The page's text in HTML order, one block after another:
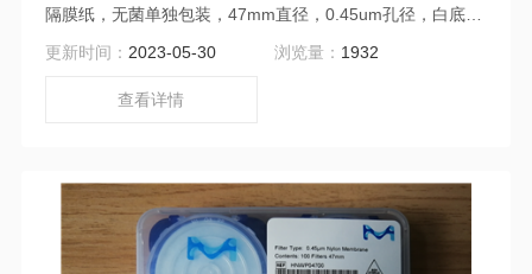
隔膜纸，无菌单独包装，47mm直径，0.45um孔径，白底黑
格，600片/盒。混合纤维素材质。食品饮料等微生物检测滤
更新时间： 2023-05-30 浏览量： 1932
查看详情